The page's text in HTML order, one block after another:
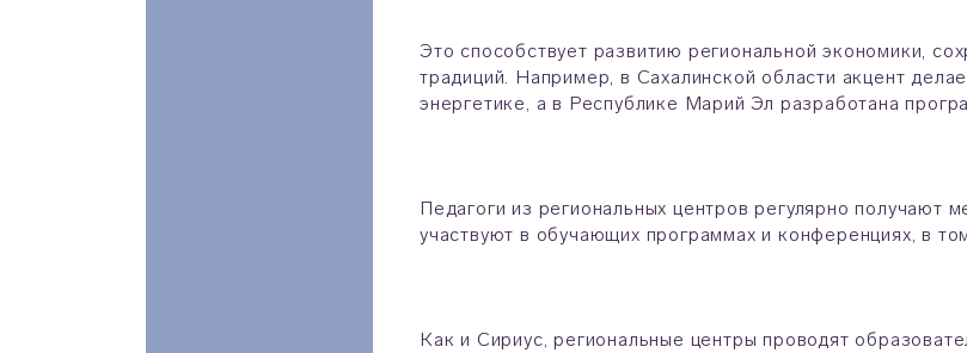
Это способствует развитию региональной экономики,
традиций. Например, в Сахалинской области акцент
энергетике, а в Республике Марий Эл разработана
Педагоги из региональных центров регулярно получают
участвуют в обучающих программах и конференциях, в
Как и Сириус, региональные центры проводят